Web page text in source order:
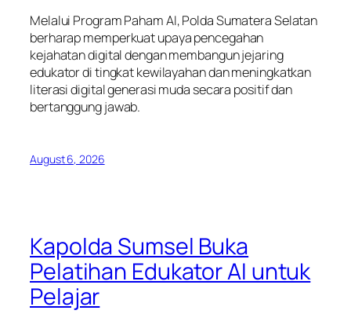
Melalui Program Paham AI, Polda Sumatera Selatan
berharap memperkuat upaya pencegahan
kejahatan digital dengan membangun jejaring
edukator di tingkat kewilayahan dan meningkatkan
literasi digital generasi muda secara positif dan
bertanggung jawab.
August 6, 2026
Kapolda Sumsel Buka
Pelatihan Edukator AI untuk
Pelajar